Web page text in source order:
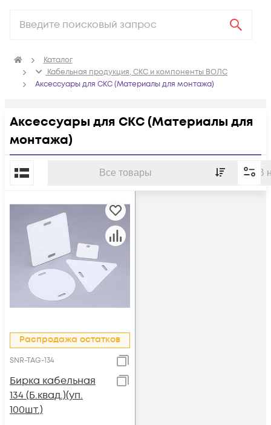
Каталог
Кабельная продукция, СКС и компоненты ВОЛС
Аксессуары для СКС (Материалы для монтажа)
Аксессуары для СКС (Материалы для
монтажа)
Все товары В
По популярности
Распродажа остатков
SNR-TAG-134
Бирка кабельная
134 (Б.квад.)(уп.
100шт.)